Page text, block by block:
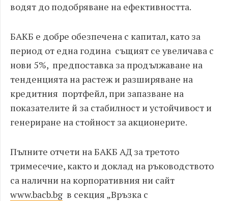
водят до подобряване на ефективността.
БАКБ е добре обезпечена с капитал, като за
период от една година същият се увеличава с
нови 5%, предпоставка за продължаване на
тенденцията на растеж и разширяване на
кредитния портфейл, при запазване на
показателите й за стабилност и устойчивост и
генериране на стойност за акционерите.
Пълните отчети на БАКБ АД за третото
тримесечие, както и доклад на ръководството
са налични на корпоративния ни сайт
www.bacb.bg в секция „Връзка с